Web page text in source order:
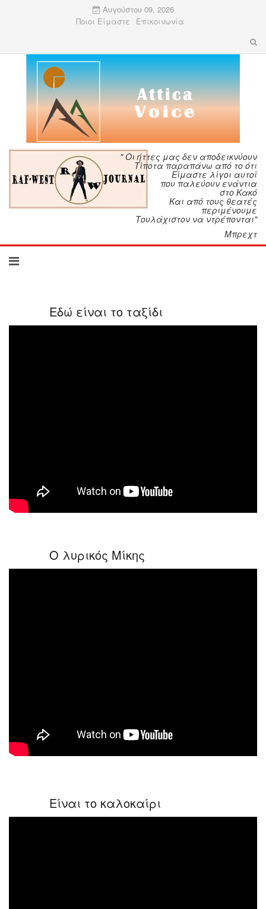
Αυγούστου 09, 2026
Ποιοι Είμαστε
Επικοινωνία
" Οι ήττες μας δεν αποδεικνύουν
Τίποτα παραπάνω από το ότι
Είμαστε λίγοι αυτοί
που παλεύουν ενάντια
στο Κακό
Και από τους θεατές
περιμένουμε
Τουλάχιστον να ντρέπονται"
Μπρεχτ
Εδώ είναι το ταξίδι
Ο λυρικός Μίκης
Είναι το καλοκαίρι